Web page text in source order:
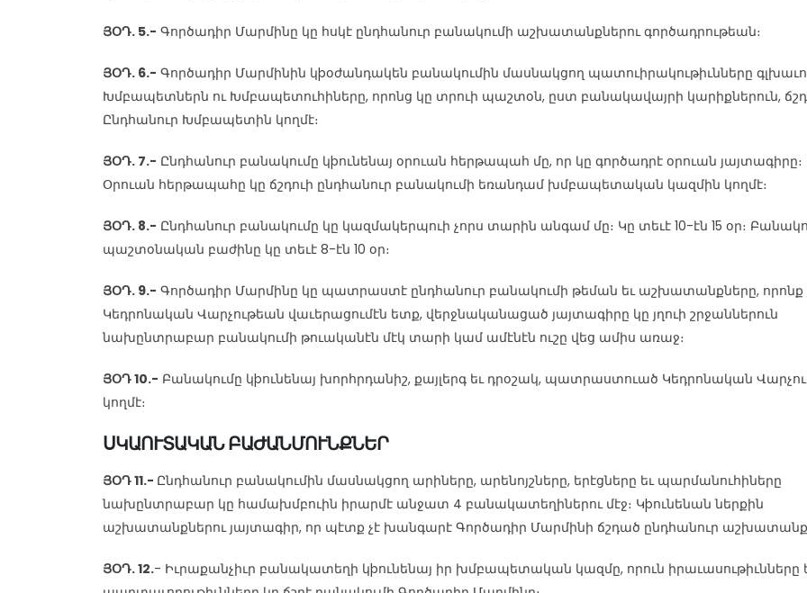
ՅՕԴ. 5.- Գործադիր Մարմինը կը հսկէ ընդհանուր բանակումի աշխատանքներու գործադրութեան։
ՅՕԴ. 6.- Գործադիր Մարմինին կþօժանդակեն բանակումին մասնակցող պատուիրակութիւնները
Խմբապետներն ու Խմբապետուհիները, որոնց կը տրուի պաշտօն, ըստ բանակավայրի կարիքներուն,
Ընդհանուր Խմբապետին կողմէ։
ՅՕԴ. 7.- Ընդհանուր բանակումը կþունենայ օրուան հերթապահ մը, որ կը գործադրէ օրուան յայտագիրը։
Օրուան հերթապահը կը ճշդուի ընդհանուր բանակումի եռանդամ խմբապետական կազմին կողմէ։
ՅՕԴ. 8.- Ընդհանուր բանակումը կը կազմակերպուի չորս տարին անգամ մը։ Կը տեւէ 10-էն 15 օր։
պաշտօնական բաժինը կը տեւէ 8-էն 10 օր։
ՅՕԴ. 9.- Գործադիր Մարմինը կը պատրաստէ ընդհանուր բանակումի թեման եւ աշխատանքները, որոնք
Կեդրոնական Վարչութեան վաւերացումէն ետք, վերջնականացած յայտագիրը կը յղուի շրջաններուն
նախընտրաբար բանակումի թուականէն մէկ տարի կամ ամէնէն ուշը վեց ամիս առաջ։
ՅՕԴ 10.- Բանակումը կþունենայ խորհրդանիշ, քայլերգ եւ դրօշակ, պատրաստուած Կեդրոնական
կողմէ։
ՍԿԱՈՒՏԱԿԱՆ ԲԱԺԱՆՄՈՒՆՔՆԵՐ
ՅՕԴ 11.- Ընդհանուր բանակումին մասնակցող արիները, արենոյշները, երէցները եւ պարմանուհիները
նախընտրաբար կը համախմբուին իրարմէ անջատ 4 բանակատեղիներու մէջ։ Կþունենան ներքին
աշխատանքներու յայտագիր, որ պէտք չէ խանգարէ Գործադիր Մարմինի ճշդած ընդհանուր
ՅՕԴ. 12.- Իւրաքանչիւր բանակատեղի կþունենայ իր խմբապետական կազմը, որուն իրաւասութիւնները